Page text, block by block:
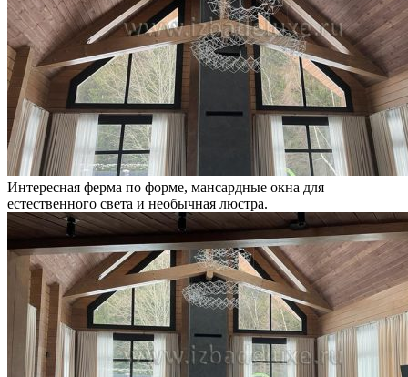
Интересная ферма по форме, мансардные окна для
естественного света и необычная люстра.